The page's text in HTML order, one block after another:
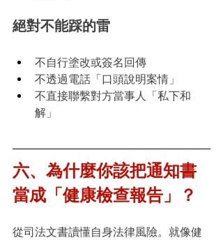
絕對不能踩的雷
不自行塗改或簽名回傳
不透過電話「口頭說明案情」
不直接聯繫對方當事人「私下和
解」
六、為什麼你該把通知書
當成「健康檢查報告」？
從司法文書讀懂自身法律風險。就像健